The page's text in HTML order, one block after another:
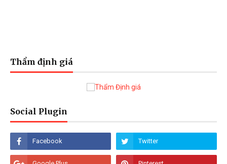
Thẩm định giá
Social Plugin